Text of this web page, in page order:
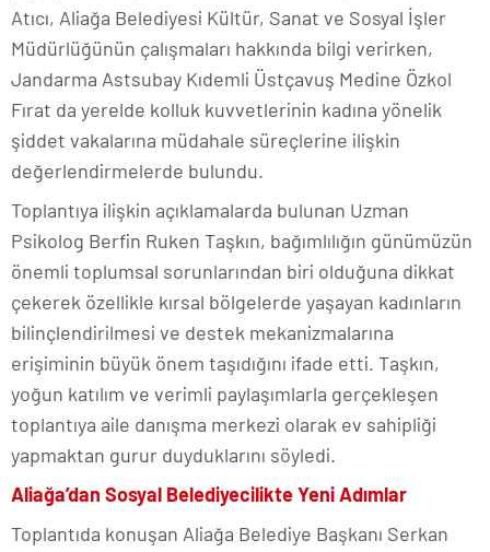
Atıcı, Aliağa Belediyesi Kültür, Sanat ve Sosyal İşler
Müdürlüğünün çalışmaları hakkında bilgi verirken,
Jandarma Astsubay Kıdemli Üstçavuş Medine Özkol
Fırat da yerelde kolluk kuvvetlerinin kadına yönelik
şiddet vakalarına müdahale süreçlerine ilişkin
değerlendirmelerde bulundu.
Toplantıya ilişkin açıklamalarda bulunan Uzman
Psikolog Berfin Ruken Taşkın, bağımlılığın günümüzün
önemli toplumsal sorunlarından biri olduğuna dikkat
çekerek özellikle kırsal bölgelerde yaşayan kadınların
bilinçlendirilmesi ve destek mekanizmalarına
erişiminin büyük önem taşıdığını ifade etti. Taşkın,
yoğun katılım ve verimli paylaşımlarla gerçekleşen
toplantıya aile danışma merkezi olarak ev sahipliği
yapmaktan gurur duyduklarını söyledi.
Aliağa’dan Sosyal Belediyecilikte Yeni Adımlar
Toplantıda konuşan Aliağa Belediye Başkanı Serkan